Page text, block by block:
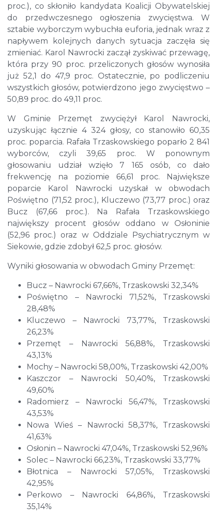
proc.), co skłoniło kandydata Koalicji Obywatelskiej
do przedwczesnego ogłoszenia zwycięstwa. W
sztabie wyborczym wybuchła euforia, jednak wraz z
napływem kolejnych danych sytuacja zaczęła się
zmieniać. Karol Nawrocki zaczął zyskiwać przewagę,
która przy 90 proc. przeliczonych głosów wynosiła
już 52,1 do 47,9 proc. Ostatecznie, po podliczeniu
wszystkich głosów, potwierdzono jego zwycięstwo –
50,89 proc. do 49,11 proc.
W Gminie Przemęt zwyciężył Karol Nawrocki,
uzyskując łącznie 4 324 głosy, co stanowiło 60,35
proc. poparcia. Rafała Trzaskowskiego poparło 2 841
wyborców, czyli 39,65 proc. W ponownym
głosowaniu udział wzięło 7 165 osób, co dało
frekwencję na poziomie 66,61 proc. Największe
poparcie Karol Nawrocki uzyskał w obwodach
Poświętno (71,52 proc.), Kluczewo (73,77 proc.) oraz
Bucz (67,66 proc.). Na Rafała Trzaskowskiego
największy procent głosów oddano w Osłoninie
(52,96 proc.) oraz w Oddziale Psychiatrycznym w
Siekowie, gdzie zdobył 62,5 proc. głosów.
Wyniki głosowania w obwodach Gminy Przemęt:
Bucz – Nawrocki 67,66%, Trzaskowski 32,34%
Poświętno – Nawrocki 71,52%, Trzaskowski
28,48%
Kluczewo – Nawrocki 73,77%, Trzaskowski
26,23%
Przemęt – Nawrocki 56,88%, Trzaskowski
43,13%
Mochy – Nawrocki 58,00%, Trzaskowski 42,00%
Kaszczor – Nawrocki 50,40%, Trzaskowski
49,60%
Radomierz – Nawrocki 56,47%, Trzaskowski
43,53%
Nowa Wieś – Nawrocki 58,37%, Trzaskowski
41,63%
Osłonin – Nawrocki 47,04%, Trzaskowski 52,96%
Solec – Nawrocki 66,23%, Trzaskowski 33,77%
Błotnica – Nawrocki 57,05%, Trzaskowski
42,95%
Perkowo – Nawrocki 64,86%, Trzaskowski
35,14%